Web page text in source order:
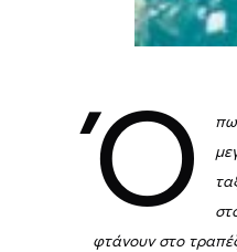
Ό
φτάνουν στο